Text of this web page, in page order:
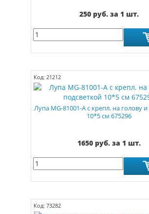
250 руб. за 1 шт.
Код: 21212
Лупа MG-81001-А с крепл. на голову
10*5 см 675296
1650 руб. за 1 шт.
Код: 73282